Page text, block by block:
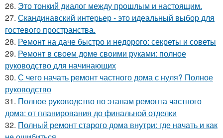
26. Это тонкий диалог между прошлым и настоящим.
27. Скандинавский интерьер - это идеальный выбор для
гостевого пространства.
28. Ремонт на даче быстро и недорого: секреты и советы
29. Ремонт в своем доме своими руками: полное
руководство для начинающих
30. С чего начать ремонт частного дома с нуля? Полное
руководство
31. Полное руководство по этапам ремонта частного
дома: от планирования до финальной отделки
32. Полный ремонт старого дома внутри: где начать и как